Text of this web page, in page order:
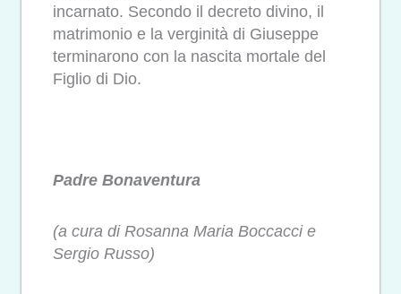
incarnato. Secondo il decreto divino, il
matrimonio e la verginità di Giuseppe
terminarono con la nascita mortale del
Figlio di Dio.
Padre Bonaventura
(a cura di Rosanna Maria Boccacci e
Sergio Russo)